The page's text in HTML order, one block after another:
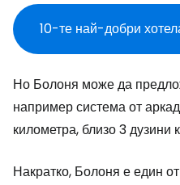
10-те най-добри
Но Болоня може да
например система от
километра, близо 3 дузини
Накратко, Болоня е един